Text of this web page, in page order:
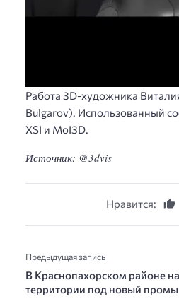
Работа 3D-художника
Bulgarov). Использованный
XSI и MoI3D.
Источник: @3dvis
Нравится:
Предыдущая запись
В Краснопахорском районе
территории под новый